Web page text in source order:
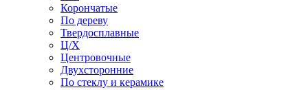
Корончатые
По дереву
Твердосплавные
Ц/Х
Центровочные
Двухсторонние
По стеклу и керамике